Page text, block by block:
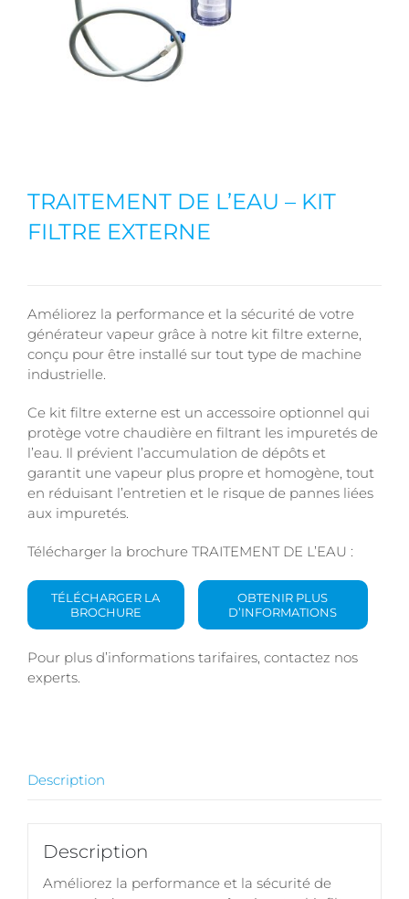
TRAITEMENT DE L’EAU – KIT
FILTRE EXTERNE
Améliorez la performance et la sécurité de votre
générateur vapeur grâce à notre kit filtre externe,
conçu pour être installé sur tout type de machine
industrielle.
Ce kit filtre externe est un accessoire optionnel qui
protège votre chaudière en filtrant les impuretés de
l’eau. Il prévient l’accumulation de dépôts et
garantit une vapeur plus propre et homogène, tout
en réduisant l’entretien et le risque de pannes liées
aux impuretés.
Télécharger la brochure TRAITEMENT DE L’EAU :
TÉLÉCHARGER LA
BROCHURE
OBTENIR PLUS
D’INFORMATIONS
Pour plus d’informations tarifaires, contactez nos
experts.
Description
Description
Améliorez la performance et la sécurité de